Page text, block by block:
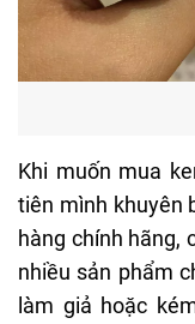
Khi muốn mua
tiên mình khuyên
hàng chính hãng,
nhiều sản phẩm
làm giả hoặc